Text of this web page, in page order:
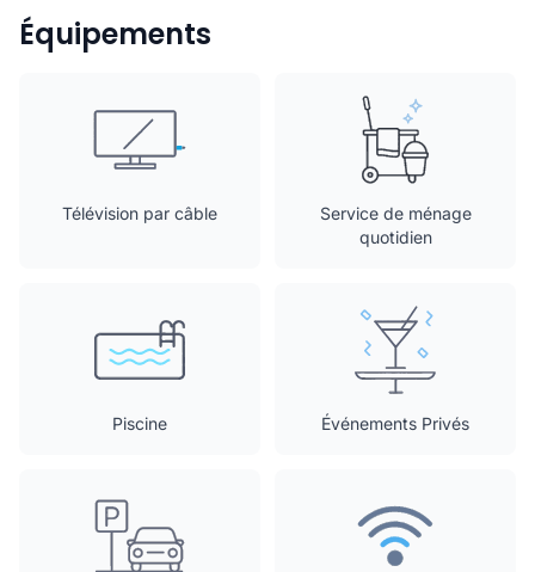
Équipements
Télévision par câble
Service de ménage
quotidien
Piscine Événements Privés